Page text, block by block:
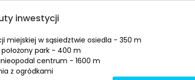
inwestycji
miejskiej w sąsiedztwie osiedla - 350 m
park - 400 m
centrum - 1600 m
z ogródkami